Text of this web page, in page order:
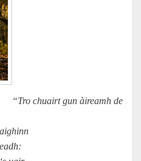
“Tro chuairt gun àireamh de